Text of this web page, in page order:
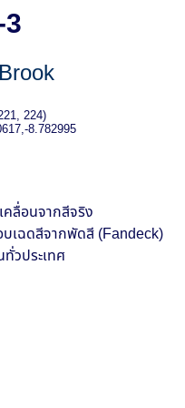
3
224)
8.782995
ลื่อนจากสีจริง
เฉดสีจากพัดสี (Fandeck)
วประเทศ